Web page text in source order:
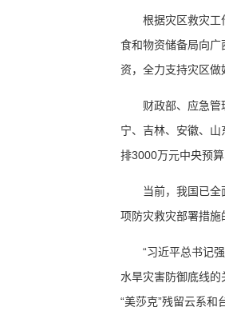
根据灾区救灾工
食和物资储备局向
资，全力支持灾区做
财政部、应急
宁、吉林、安徽、
排3000万元中央预
当前，我国已
项防灾救灾部署措施
“习近平总书记
水旱灾害防御底线的
“美莎克”残留云系和